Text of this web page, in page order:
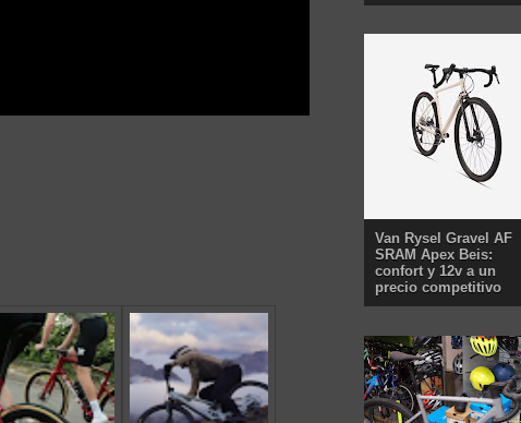
Van Rysel Gravel AF
SRAM Apex Beis:
confort y 12v a un
precio competitivo